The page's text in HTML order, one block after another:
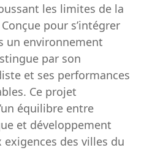
les limites de la
pour s’intégrer
un environnement
par son
et ses performances
Ce projet
équilibre entre
et développement
des villes du